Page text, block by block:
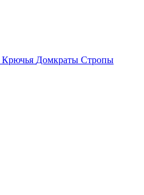
Крючья Домкраты Стропы